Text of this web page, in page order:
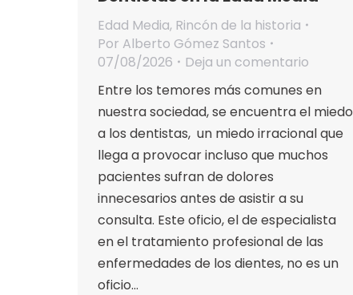
Edad Media, Rincón de la historia
Por Alberto Gómez Santos
07/08/2026
Deja un comentario
Entre los temores más comunes en
nuestra sociedad, se encuentra el miedo
a los dentistas, un miedo irracional que
llega a provocar incluso que muchos
pacientes sufran de dolores
innecesarios antes de asistir a su
consulta. Este oficio, el de especialista
en el tratamiento profesional de las
enfermedades de los dientes, no es un
oficio…